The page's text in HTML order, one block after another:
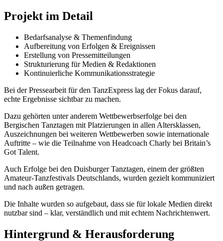
Projekt im Detail
Bedarfsanalyse & Themenfindung
Aufbereitung von Erfolgen & Ereignissen
Erstellung von Pressemitteilungen
Strukturierung für Medien & Redaktionen
Kontinuierliche Kommunikationsstrategie
Bei der Pressearbeit für den TanzExpress lag der Fokus darauf,
echte Ergebnisse sichtbar zu machen.
Dazu gehörten unter anderem Wettbewerbserfolge bei den
Bergischen Tanztagen mit Platzierungen in allen Altersklassen,
Auszeichnungen bei weiteren Wettbewerben sowie internationale
Auftritte – wie die Teilnahme von Headcoach Charly bei Britain’s
Got Talent.
Auch Erfolge bei den Duisburger Tanztagen, einem der größten
Amateur-Tanzfestivals Deutschlands, wurden gezielt kommuniziert
und nach außen getragen.
Die Inhalte wurden so aufgebaut, dass sie für lokale Medien direkt
nutzbar sind – klar, verständlich und mit echtem Nachrichtenwert.
Hintergrund & Herausforderung